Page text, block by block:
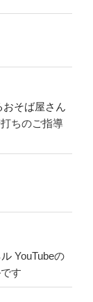
そば屋さん
ちのご指導
YouTubeの
す